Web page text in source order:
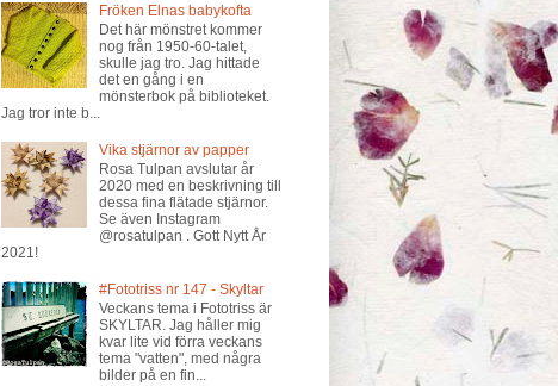
Fröken Elnas babykofta
Det här mönstret kommer
nog från 1950-60-talet,
skulle jag tro. Jag hittade
det en gång i en
mönsterbok på biblioteket.
Jag tror inte b...
Vika stjärnor av papper
Rosa Tulpan avslutar år
2020 med en beskrivning till
dessa fina flätade stjärnor.
Se även Instagram
@rosatulpan . Gott Nytt År
2021!
#Fototriss nr 147 - Skyltar
Veckans tema i Fototriss är
SKYLTAR. Jag håller mig
kvar lite vid förra veckans
tema "vatten", med några
bilder på en fin...